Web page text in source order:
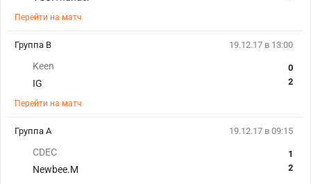
Перейти на матч
19.12.17 в 13:00
Keen
IG
0
2
Перейти на матч
Группа B
19.12.17 в 09:15
CDEC
Newbee.M
1
2
Группа A